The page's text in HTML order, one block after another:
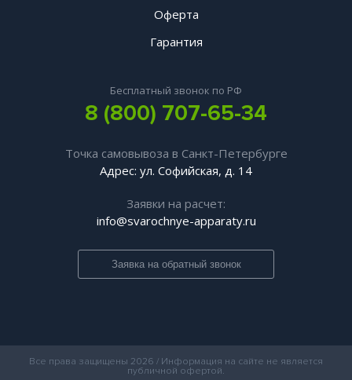
Оферта
Гарантия
Бесплатный звонок по РФ
8 (800) 707-65-34
Точка самовывоза в Санкт-Петербурге
Адрес: ул. Софийская, д. 14
Заявки на расчет:
info@svarochnye-apparaty.ru
Заявка на обратный звонок
Все права защищены 2026 / Информация на сайте не является
публичной офертой.